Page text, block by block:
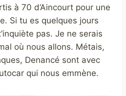
à 70 d’Aincourt pour une
Si tu es quelques jours
pas. Je ne serais
où nous allons. Métais,
Denancé sont avec
qui nous emmène.